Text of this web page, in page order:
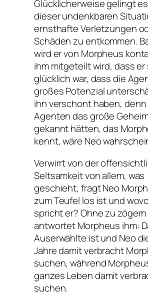
Glücklicherweise gelingt
dieser undenkbaren
ernsthafte Verletzungen
Schäden zu entkommen.
wird er von Morpheus
ihm mitgeteilt wird, dass er
glücklich war, dass die
großes Potenzial
ihn verschont haben,
Agenten das große
gekannt hätten, das
kennt, wäre Neo
Verwirrt von der
Seltsamkeit von allem, was
geschieht, fragt Neo
zum Teufel los ist und
spricht er? Ohne zu zögern
antwortet Morpheus ihm:
Auserwählte ist und Neo
Jahre damit verbracht
suchen, während
ganzes Leben damit
suchen.